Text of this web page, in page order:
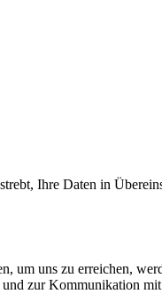
Ihre Daten in
um uns zu erreichen,
zur Kommunikation